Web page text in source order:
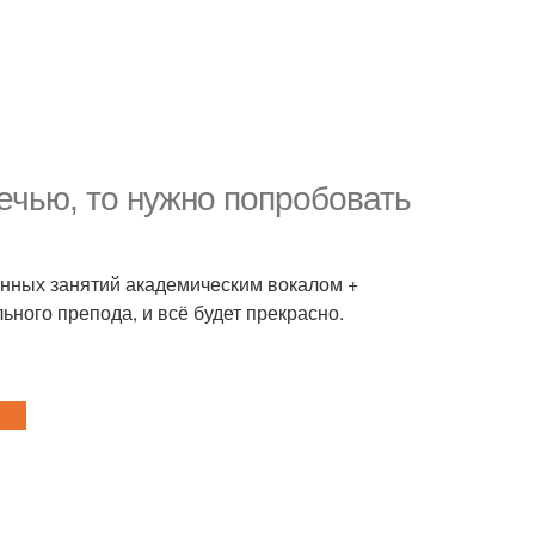
то нужно попробовать
занятий академическим вокалом +
препода, и всё будет прекрасно.